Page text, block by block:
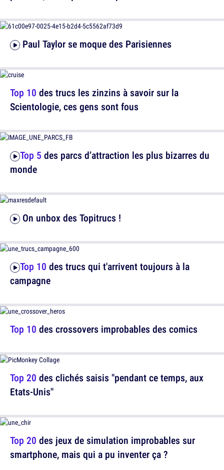
Paul Taylor se moque des Parisiennes
Top 5 des parcs d’attraction les plus bizarres du
monde
Top 10 des trucs qui t'arrivent toujours à la
campagne
Top 20 des clichés saisis "pendant ce temps, aux
Etats-Unis"
Top 10 des trucs les zinzins à savoir sur la
Scientologie, ces gens sont fous
On unbox des Topitrucs !
Top 10 des crossovers improbables des comics
Top 20 des jeux de simulation improbables sur
smartphone, mais qui a pu inventer ça ?